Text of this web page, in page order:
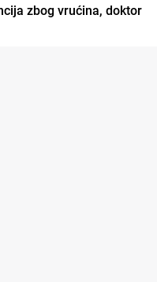
zbog vrućina, doktor